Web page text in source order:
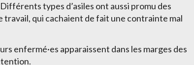
types d’asiles ont aussi promu des
travail, qui cachaient de fait une contrainte mal
enfermé·es apparaissent dans les marges des